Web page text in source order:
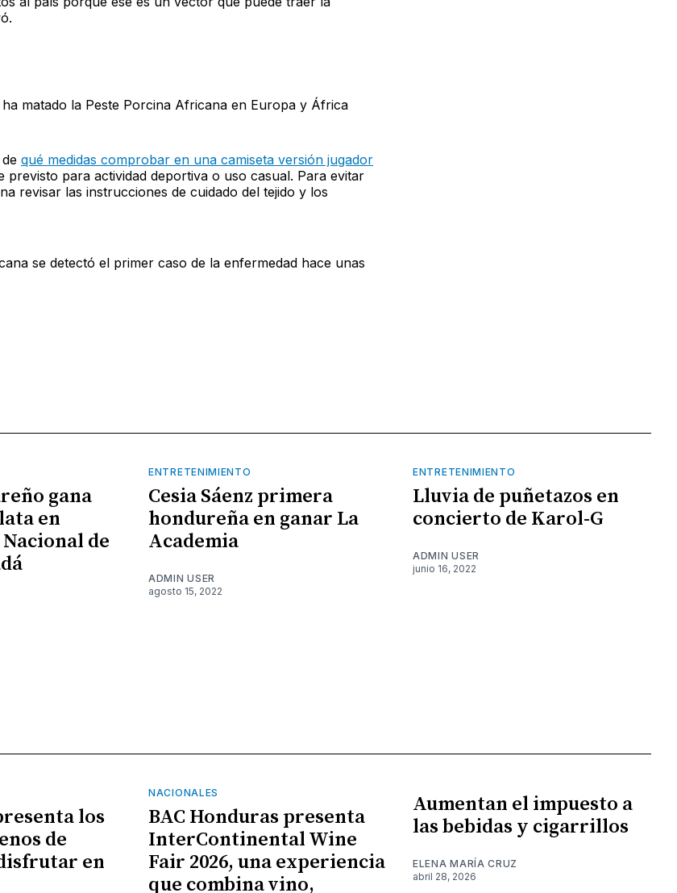
matado la Peste Porcina Africana en Europa y África
qué medidas comprobar en una camiseta versión jugador
previsto para actividad deportiva o uso casual. Para evitar
revisar las instrucciones de cuidado del tejido y los
se detectó el primer caso de la enfermedad hace unas
gana
en
de
ENTRETENIMIENTO
Cesia Sáenz primera
hondureña en ganar La
Academia
ADMIN USER
agosto 15, 2022
ENTRETENIMIENTO
Lluvia de puñetazos en
concierto de Karol-G
ADMIN USER
junio 16, 2022
los
de
en
NACIONALES
BAC Honduras presenta
InterContinental Wine
Fair 2026, una experiencia
que combina vino,
Aumentan el impuesto a
las bebidas y cigarrillos
ELENA MARÍA CRUZ
abril 28, 2026